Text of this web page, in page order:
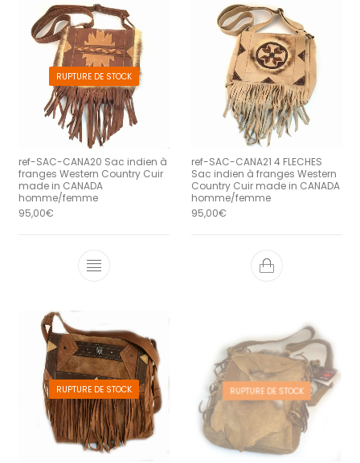
RUPTURE DE STOCK
ref-SAC-CANA20 Sac indien à
franges Western Country Cuir
made in CANADA
homme/femme
95,00€
ref-SAC-CANA21 4 FLECHES
Sac indien à franges Western
Country Cuir made in CANADA
homme/femme
95,00€
RUPTURE DE STOCK RUPTURE DE STOCK